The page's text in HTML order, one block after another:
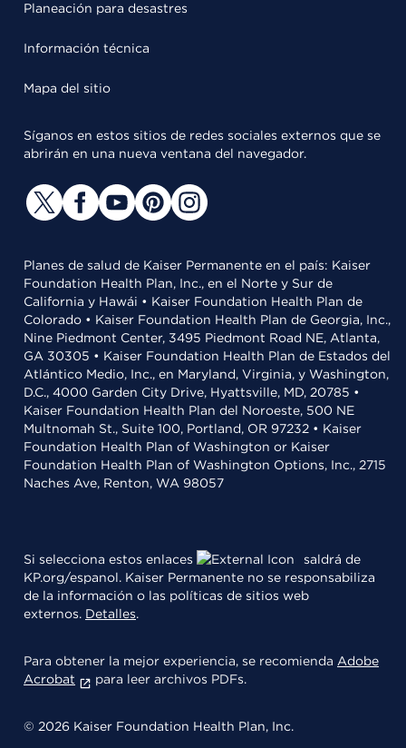
Planeación para desastres
Información técnica
Mapa del sitio
Síganos en estos sitios de redes sociales externos que se
abrirán en una nueva ventana del navegador.
Planes de salud de Kaiser Permanente en el país: Kaiser
Foundation Health Plan, Inc., en el Norte y Sur de
California y Hawái • Kaiser Foundation Health Plan de
Colorado • Kaiser Foundation Health Plan de Georgia, Inc.,
Nine Piedmont Center, 3495 Piedmont Road NE, Atlanta,
GA 30305 • Kaiser Foundation Health Plan de Estados del
Atlántico Medio, Inc., en Maryland, Virginia, y Washington,
D.C., 4000 Garden City Drive, Hyattsville, MD, 20785 •
Kaiser Foundation Health Plan del Noroeste, 500 NE
Multnomah St., Suite 100, Portland, OR 97232 • Kaiser
Foundation Health Plan of Washington or Kaiser
Foundation Health Plan of Washington Options, Inc., 2715
Naches Ave, Renton, WA 98057
Si selecciona estos enlaces
saldrá de
KP.org/espanol. Kaiser Permanente no se responsabiliza
de la información o las políticas de sitios web
externos. Detalles.
Para obtener la mejor experiencia, se recomienda Adobe
Acrobat
para leer archivos PDFs.
© 2026 Kaiser Foundation Health Plan, Inc.